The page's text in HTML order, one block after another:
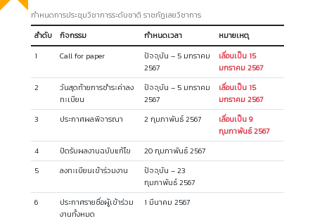
กำหนดการประชุมวิชาการระดับชาติ ราชภัฏเลยวิชาการ
ลำดับ
กิจกรรม กำหนดเวลา
หมายเหตุ
1
Call for paper
ปัจจุบัน – 5 มกราคม
2567
เลื่อนเป็น 15
มกราคม 2567
2
วันสุดท้ายการชำระค่าลง
ทะเบียน
ปัจจุบัน – 5 มกราคม
2567
เลื่อนเป็น 15
มกราคม 2567
3
ประกาศผลพิจารณา 2 กุมภาพันธ์ 2567
เลื่อนเป็น 9
กุมภาพันธ์ 2567
4
ปิดรับผลงานฉบับแก้ไข
20 กุมภาพันธ์ 2567
5
ลงทะเบียนเข้าร่วมงาน
ปัจจุบัน – 23
กุมภาพันธ์ 2567
6
ประกาศรายชื่อผู้เข้าร่วม
งานทั้งหมด
1 มีนาคม 2567